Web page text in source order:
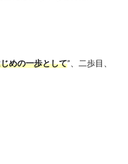
めの一歩として”、二歩目、